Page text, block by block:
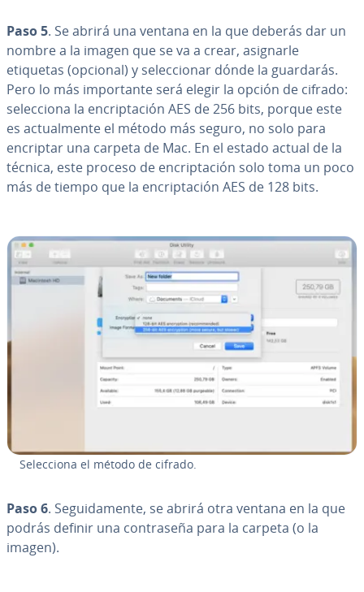
Paso 5. Se abrirá una ventana en la que deberás dar un
nombre a la imagen que se va a crear, asignarle
etiquetas (opcional) y se­le­c­cio­nar dónde la guardarás.
Pero lo más im­po­r­ta­n­te será elegir la opción de cifrado:
se­le­c­cio­na la en­cri­p­ta­ción AES de 256 bits, porque este
es ac­tua­l­me­n­te el método más seguro, no solo para
encriptar una carpeta de Mac. En el estado actual de la
técnica, este proceso de en­cri­p­ta­ción solo toma un poco
más de tiempo que la en­cri­p­ta­ción AES de 128 bits.
Se­le­c­cio­na el método de cifrado.
Paso 6. Se­gui­da­me­n­te, se abrirá otra ventana en la que
podrás definir una co­n­tra­se­ña para la carpeta (o la
imagen).